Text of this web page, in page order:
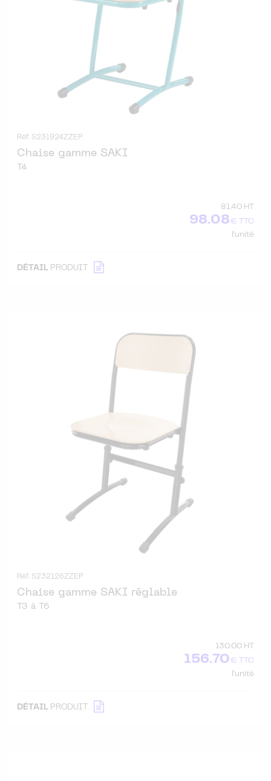
Réf. S231924ZZEP
Chaise gamme SAKI
T4
81.40 HT
98.08€ TTC
l'unité
DÉTAIL PRODUIT
Réf. S232126ZZEP
Chaise gamme SAKI réglable
T3 à T6
130.00 HT
156.70€ TTC
l'unité
DÉTAIL PRODUIT